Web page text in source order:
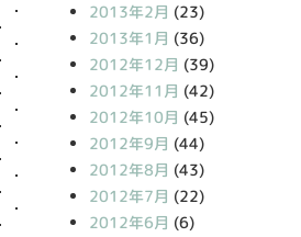
2013年2月 (23)
2013年1月 (36)
2012年12月 (39)
2012年11月 (42)
2012年10月 (45)
2012年9月 (44)
2012年8月 (43)
2012年7月 (22)
2012年6月 (6)